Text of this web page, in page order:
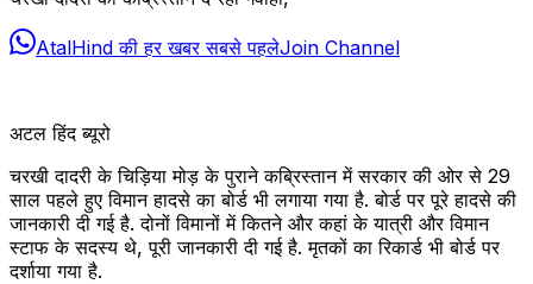
AtalHind की हर खबर सबसे पहलेJoin Channel
अटल हिंद ब्यूरो
चरखी दादरी के चिड़िया मोड़ के पुराने कब्रिस्तान में सरकार की ओर से 29
साल पहले हुए विमान हादसे का बोर्ड भी लगाया गया है. बोर्ड पर पूरे हादसे की
जानकारी दी गई है. दोनों विमानों में कितने और कहां के यात्री और विमान
स्टाफ के सदस्य थे, पूरी जानकारी दी गई है. मृतकों का रिकार्ड भी बोर्ड पर
दर्शाया गया है.